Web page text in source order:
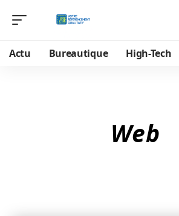
Actu Bureautique High-Tech
Web